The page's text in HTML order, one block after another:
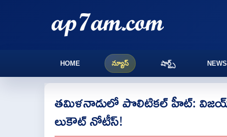
HOME న్యూస్ షార్ట్స్ NEWS
తమిళనాడులో పొలిటికల్ హీట్: విజయ్
లుకౌట్ నోటీస్!